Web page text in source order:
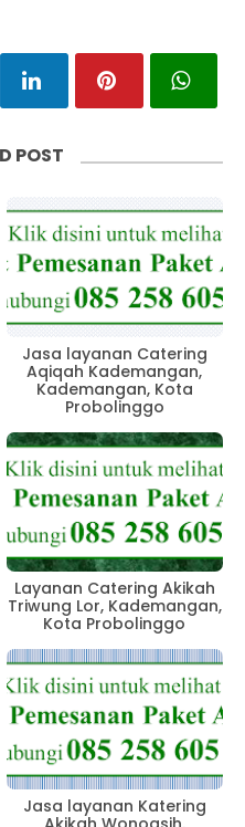
POST
Jasa layanan Catering
Aqiqah Kademangan,
Kademangan, Kota
Probolinggo
Layanan Catering Akikah
Triwung Lor, Kademangan,
Kota Probolinggo
Jasa layanan Katering